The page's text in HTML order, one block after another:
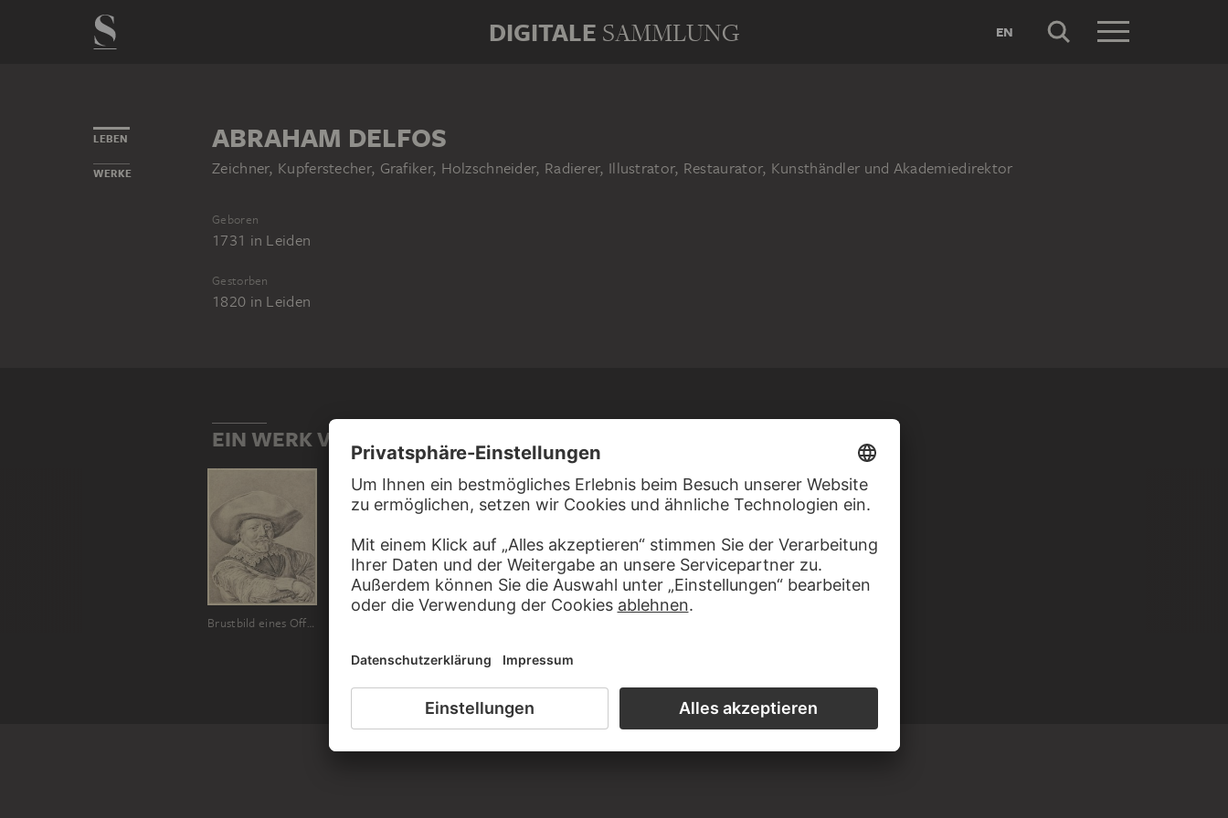
DIGITALE SAMMLUNG EN
LEBEN
WERKE
ABRAHAM DELFOS
Zeichner, Kupferstecher, Grafiker, Holzschneider, Radierer, Illustrator, Restaurator, Kunsthändler und Akademiedirektor
Geboren
1731 in Leiden
Gestorben
1820 in Leiden
EIN WERK VON ABRAHAM DELFOS
Brustbild eines Offiziers mit Hut